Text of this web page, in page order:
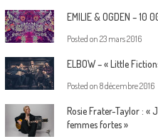
EMILIE & OGDEN – 10
Posted on 23 mars 2016
ELBOW – « Little
Posted on 8 décembre 2016
Rosie Frater-Taylor : «
femmes fortes »